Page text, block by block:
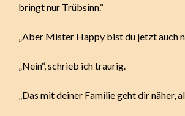
bringt nur Trübsinn.“
„Aber Mister Happy bist du jetzt auch
„Nein“, schrieb ich traurig.
„Das mit deiner Familie geht dir näher,